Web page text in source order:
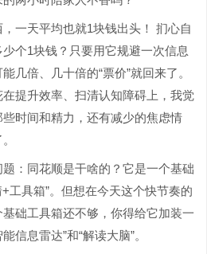
一天平均也就1块钱出头！ 扪心自
个1块钱？只要用它规避一次信息
几倍、几十倍的“票价”就回来了。
提升效率、扫清认知障碍上，我觉
时间和精力，还有减少的焦虑情
：同花顺是干啥的？它是一个基础
工具箱”。但想在今天这个快节奏的
础工具箱还不够，你得给它加装一
信息雷达”和“解读大脑”。